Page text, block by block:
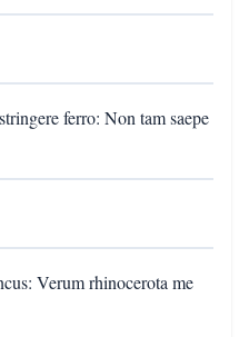
ferro: Non tam saepe
Verum rhinocerota me